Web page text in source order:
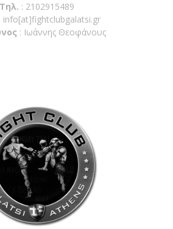
Τηλ. : 2102915489
info[at]fightclubgalatsi.gr
: Ιωάννης Θεοφάνους